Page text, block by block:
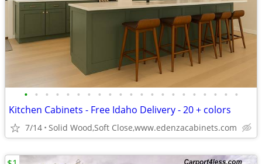
• • • • • • • • • • • • • • • • • • • • •
Kitchen Cabinets - Free Idaho Delivery - 20 + colors
7/14 Solid Wood,Soft Close,www.edenzacabinets.com